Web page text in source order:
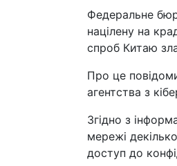
Федеральне
націлену на
спроб Китаю
Про це
агентства з
Згідно з
мережі
доступ до